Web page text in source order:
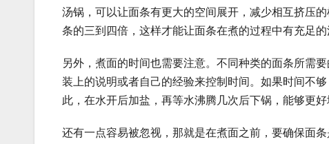
汤锅，可以让面条有更大的空间展开，减少相互挤压
条的三到四倍，这样才能让面条在煮的过程中有充足的
另外，煮面的时间也需要注意。不同种类的面条所需
装上的说明或者自己的经验来控制时间。如果时间不
此，在水开后加盐，再等水沸腾几次后下锅，能够更
还有一点容易被忽视，那就是在煮面之前，要确保面